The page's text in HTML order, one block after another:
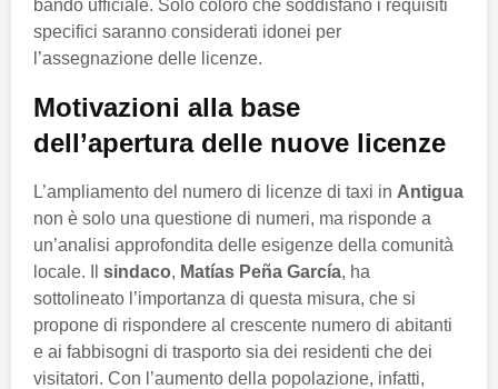
bando ufficiale. Solo coloro che soddisfano i requisiti
specifici saranno considerati idonei per
l’assegnazione delle licenze.
Motivazioni alla base
dell’apertura delle nuove licenze
L’ampliamento del numero di licenze di taxi in Antigua
non è solo una questione di numeri, ma risponde a
un’analisi approfondita delle esigenze della comunità
locale. Il sindaco, Matías Peña García, ha
sottolineato l’importanza di questa misura, che si
propone di rispondere al crescente numero di abitanti
e ai fabbisogni di trasporto sia dei residenti che dei
visitatori. Con l’aumento della popolazione, infatti,